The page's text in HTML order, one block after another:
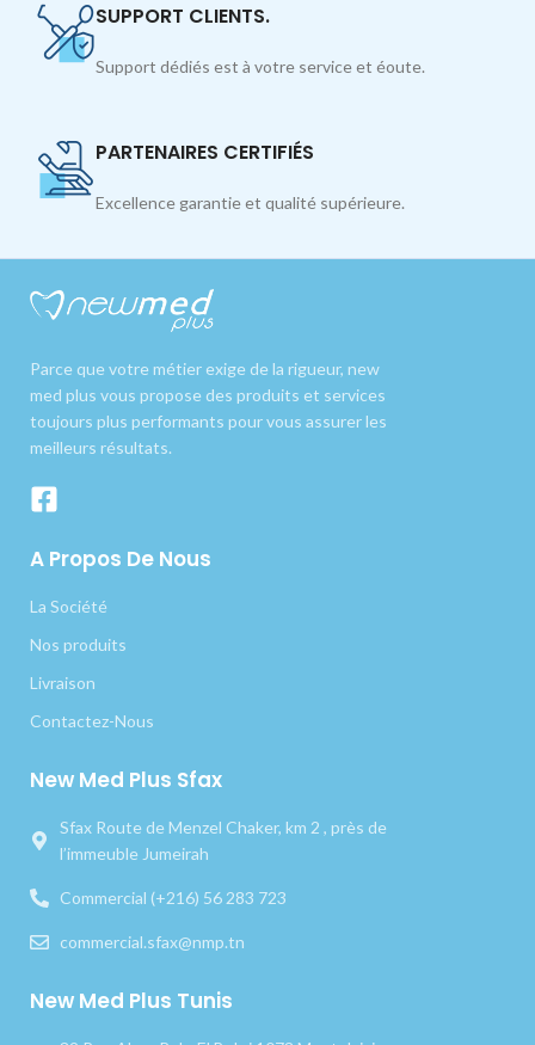
SUPPORT CLIENTS.
Support dédiés est à votre service et éoute.
PARTENAIRES CERTIFIÉS
Excellence garantie et qualité supérieure.
Parce que votre métier exige de la rigueur, new
med plus vous propose des produits et services
toujours plus performants pour vous assurer les
meilleurs résultats.
A Propos De Nous
La Société
Nos produits
Livraison
Contactez-Nous
New Med Plus Sfax
Sfax Route de Menzel Chaker, km 2 , près de
l’immeuble Jumeirah
Commercial (+216) 56 283 723
commercial.sfax@nmp.tn
New Med Plus Tunis